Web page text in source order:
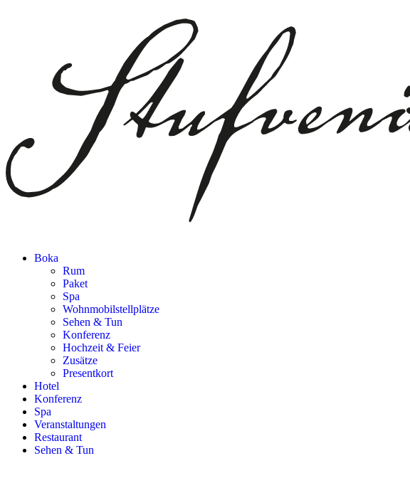
Boka
Rum
Paket
Spa
Wohnmobilstellplätze
Sehen & Tun
Konferenz
Hochzeit & Feier
Zusätze
Presentkort
Hotel
Konferenz
Spa
Veranstaltungen
Restaurant
Sehen & Tun